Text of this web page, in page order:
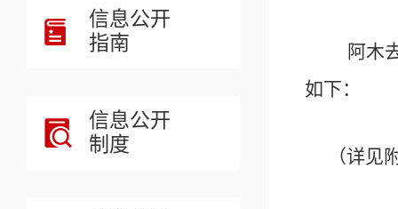
信息公开
指南
信息公开
制度
阿木
如下：
（详见